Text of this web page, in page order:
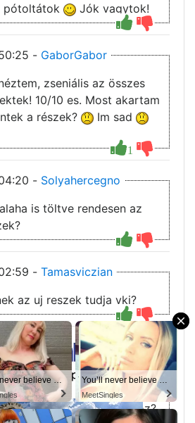
You’ll never believe why I moved to… Columbus You’ll never believe why I moved to… Columbus
MeetSingles
You’ll never believe why I moved to… Columbus You’ll never believe why I moved to… Columbus
MeetSingles
pótoltátok
Jók vagytok!
- GaborGabor
1
zseniális az összes
10/10 es. Most akartam
a részek?
Im sad
- Solyahercegno
is töltve rendesen az
- Tamasviczian
az uj reszek tudja vki?
-sirrichard
feliratégetést a 8 évadhoz?